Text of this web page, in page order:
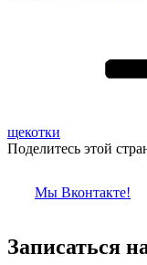
щекотки
Поделитесь этой
Мы Вконтакте!
Записаться